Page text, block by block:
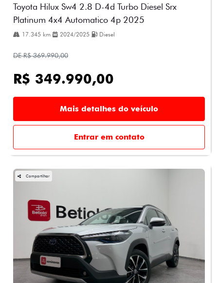
Toyota Hilux Sw4 2.8 D-4d Turbo Diesel Srx
Platinum 4x4 Automatico 4p 2025
17.345 km 2024/2025 Diesel
DE R$ 369.990,00
R$ 349.990,00
Mais detalhes do veículo
Entrar em contato
Compartilhar